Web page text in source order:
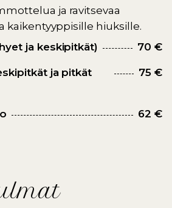
ja ravitsevaa
kaikentyyppisille hiuksille.
ja keskipitkät)
70 €
ja pitkät
75 €
62 €